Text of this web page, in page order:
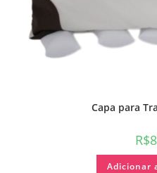
Capa para
R$
Adicionar